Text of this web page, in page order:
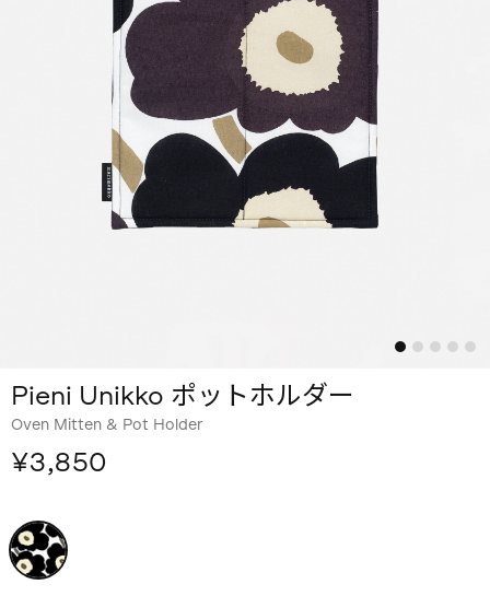
Pieni Unikko ポットホルダー
Oven Mitten & Pot Holder
¥3,850